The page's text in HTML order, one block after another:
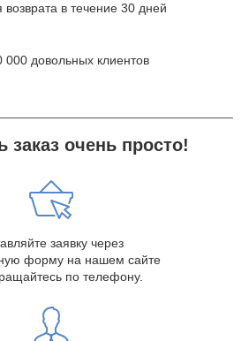
возврата в течение 30 дней
000 довольных клиентов
очень просто!
заявку через
форму на нашем сайте
по телефону.